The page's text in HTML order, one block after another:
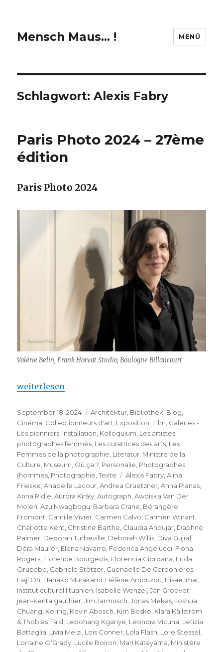
Mensch Maus… ! MENÜ
Schlagwort:Alexis Fabry
Paris Photo 2024 – 27ème
édition
Paris Photo 2024
Valérie Belin, Frank Horvat Studio, Boulogne Billancourt
„Paris Photo 2024 – 27ème édition“
weiterlesen
Veröffentlicht
am
September 18, 2024 Kategorien
Architektur, Bibliothek, Blog,
Cinéma, Collectionneurs d'art, Exposition, Film, Galeries -
Les pionniers, Installation, Kolloquium, Les artistes
photographes femmès, Les curatrices des arts, Les
Femmes de la photographie, Literatur, Ministre de la
Culture, Museum, Où ça ?, Personalie, Photographes
(hommes, Photographie,Texte Schlagwörter
Alexis Fabry,Alina
Frieske,Anabelle Lacour,Andrea Gruetzner,Anna Planas,
Anna Ridle,Aurora Király,Autograph,Awoiska Van Der
Molen,Azu Nwagbogu, Barbara Crane, Bérangère
Fromont, Camille Vivier, Carmen Calvo, Carmen Winant,
Charlotte Kent, Christine Barthe, Claudia Andujar, Daphne
Palmer, Deborah Turbeville, Deborah Willis, Diva Gujral,
Dóra Maurer, Elena Navarro, Federica Angelucci, Fiona
Rogers, Florence Bourgeois, Florencia Giordana, Frida
Orupabo, Gabriele Stötzer, Guenaelle De Carbonières,
Haji Oh, Hanako Murakami, Hélène Amouzou, Hisae Imai,
Institut culturel lituanien, Isabelle Wenzel,Jan Groover,
jean-kenta gauthier,Jim Jarmusch,Jonas Mekas,Joshua
Chuang, Kering, Kevin Abosch, Kim Boske, Klara Källström
& Thobias Fäld, Lebohang Kganye, Leonora Vicuna, Letizia
Battaglia, Livia Melzi, Lois Conner, Lola Flash, Lore Stessel,
Lorraine O’Grady, Lucile Boiron, Mari Katayama, Ministère